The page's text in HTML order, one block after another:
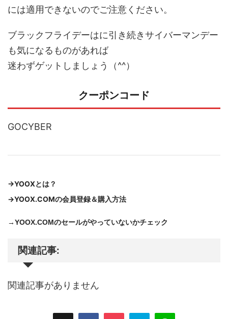
には適用できないのでご注意ください。
ブラックフライデーはに引き続きサイバーマンデー
も気になるものがあれば
迷わずゲットしましょう（^^）
クーポンコード
GOCYBER
→YOOXとは？
→YOOX.COMの会員登録＆購入方法
→YOOX.COMのセールがやっていないかチェック
関連記事:
関連記事がありません